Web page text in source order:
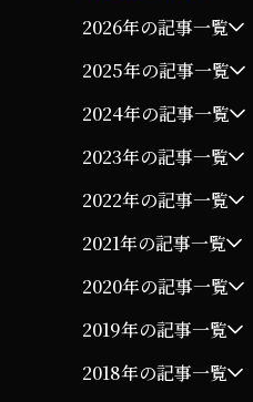
2026年の記事一覧
2025年の記事一覧
2024年の記事一覧
2023年の記事一覧
2022年の記事一覧
2021年の記事一覧
2020年の記事一覧
2019年の記事一覧
2018年の記事一覧